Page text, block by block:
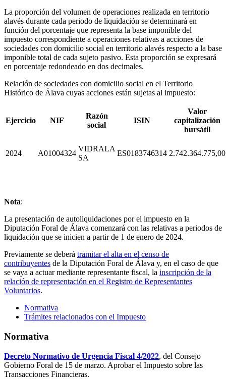
La proporción del volumen de operaciones realizada en territorio
alavés durante cada periodo de liquidación se determinará en
función del porcentaje que representa la base imponible del
impuesto correspondiente a operaciones relativas a acciones de
sociedades con domicilio social en territorio alavés respecto a la base
imponible total de cada sujeto pasivo. Esta proporción se expresará
en porcentaje redondeado en dos decimales.
Relación de sociedades con domicilio social en el Territorio
Histórico de Álava cuyas acciones están sujetas al impuesto:
Ejercicio NIF
Razón
social
ISIN
Valor
capitalización
bursátil
2024 A01004324
VIDRALA
SA
ES0183746314 2.742.364.775,00
Nota:
La presentación de autoliquidaciones por el impuesto en la
Diputación Foral de Álava comenzará con las relativas a periodos de
liquidación que se inicien a partir de 1 de enero de 2024.
Previamente se deberá tramitar el alta en el censo de
contribuyentes de la Diputación Foral de Álava y, en el caso de que
se vaya a actuar mediante representante fiscal, la inscripción de la
relación de representación en el Registro de Representantes
Voluntarios.
Normativa
Trámites relacionados con el Impuesto
Normativa
Decreto Normativo de Urgencia Fiscal 4/2022, del Consejo
Gobierno Foral de 15 de marzo. Aprobar el Impuesto sobre las
Transacciones Financieras.